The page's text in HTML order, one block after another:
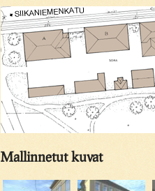
Mallinnetut kuvat